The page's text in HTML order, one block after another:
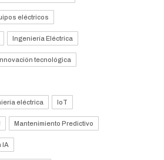
eléctricos
Ingeniería Eléctrica
tecnológica
eléctrica IoT
Mantenimiento Predictivo
IA